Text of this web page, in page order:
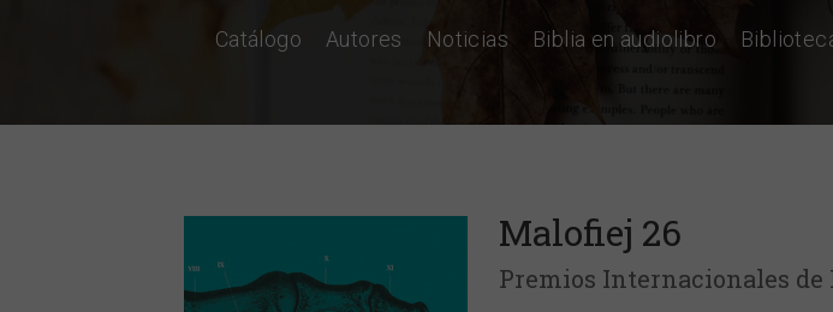
Catálogo Autores Noticias Biblia en audiolibro
Malofiej 26
Premios Internacionales